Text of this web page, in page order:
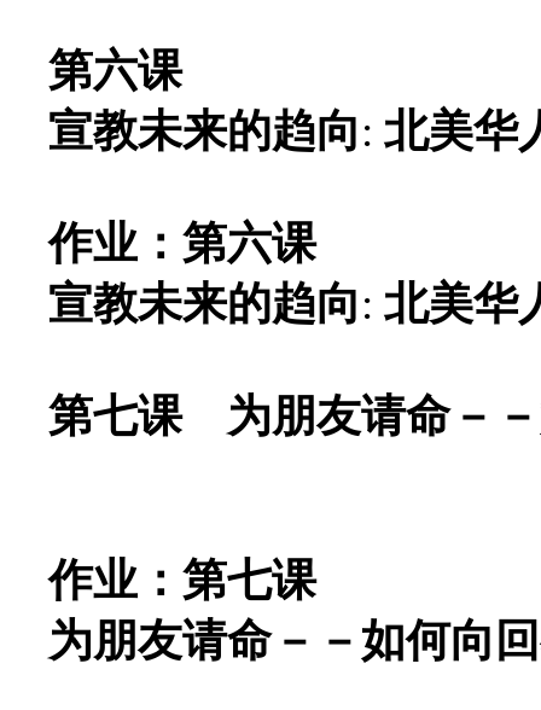
第六课
宣教未来的趋向: 北美华
作业：第六课
宣教未来的趋向: 北美华
第七课 为朋友请命－
作业：第七课
为朋友请命－－如何向